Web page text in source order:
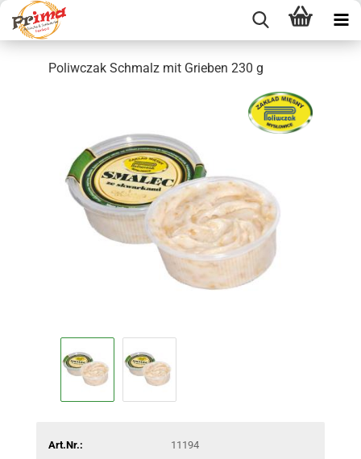
Poliwczak Schmalz mit Grieben 230 g
Art.Nr.:
11194